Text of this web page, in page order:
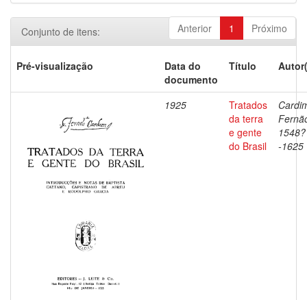
Anterior 1 Próximo
Conjunto de itens:
Pré-visualização
Data do
documento
Título
1925
Tratados
da terra
e gente
do Brasil
1548?
-1625